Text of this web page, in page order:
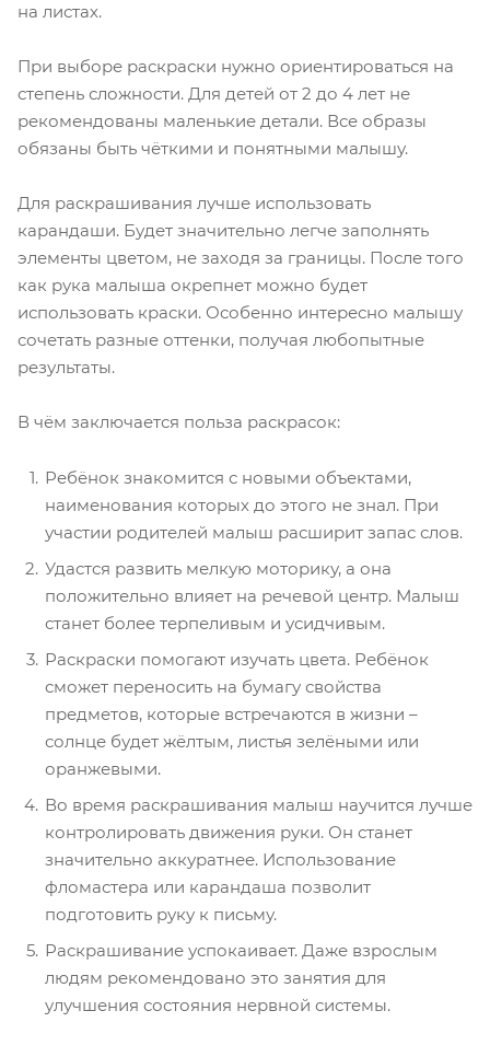
на листах.
При выборе раскраски нужно ориентироваться на
степень сложности. Для детей от 2 до 4 лет не
рекомендованы маленькие детали. Все образы
обязаны быть чёткими и понятными малышу.
Для раскрашивания лучше использовать
карандаши. Будет значительно легче заполнять
элементы цветом, не заходя за границы. После того
как рука малыша окрепнет можно будет
использовать краски. Особенно интересно малышу
сочетать разные оттенки, получая любопытные
результаты.
В чём заключается польза раскрасок:
Ребёнок знакомится с новыми объектами,
наименования которых до этого не знал. При
участии родителей малыш расширит запас слов.
Удастся развить мелкую моторику, а она
положительно влияет на речевой центр. Малыш
станет более терпеливым и усидчивым.
Раскраски помогают изучать цвета. Ребёнок
сможет переносить на бумагу свойства
предметов, которые встречаются в жизни –
солнце будет жёлтым, листья зелёными или
оранжевыми.
Во время раскрашивания малыш научится лучше
контролировать движения руки. Он станет
значительно аккуратнее. Использование
фломастера или карандаша позволит
подготовить руку к письму.
Раскрашивание успокаивает. Даже взрослым
людям рекомендовано это занятия для
улучшения состояния нервной системы.